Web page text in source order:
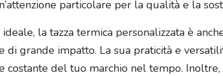
particolare per la qualità e la
la tazza termica personalizzata è
di grande impatto. La sua praticità e
del tuo marchio nel tempo.